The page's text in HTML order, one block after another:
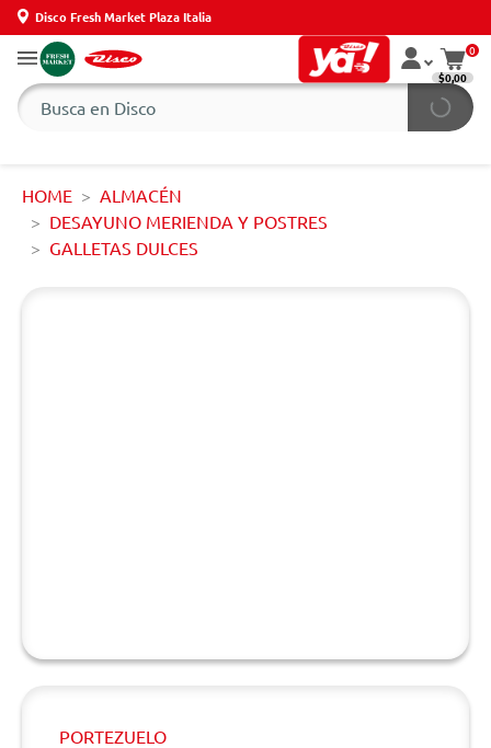
Disco Fresh Market Plaza Italia
0
$0,00
HOME
ALMACÉN
DESAYUNO MERIENDA Y POSTRES
GALLETAS DULCES
PORTEZUELO